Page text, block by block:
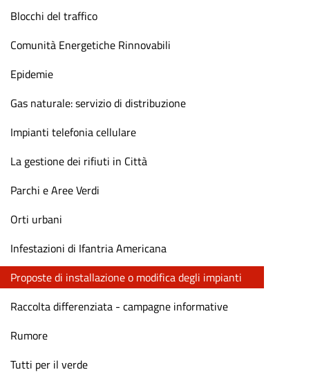
Blocchi del traffico
Comunità Energetiche Rinnovabili
Epidemie
Gas naturale: servizio di distribuzione
Impianti telefonia cellulare
La gestione dei rifiuti in Città
Parchi e Aree Verdi
Orti urbani
Infestazioni di Ifantria Americana
Proposte di installazione o modifica degli impianti
Raccolta differenziata - campagne informative
Rumore
Tutti per il verde